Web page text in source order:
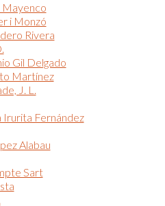
Mayenco
i Monzó
Rivera
Gil Delgado
Martínez
J. L.
Irurita Fernández
Alabau
Sart